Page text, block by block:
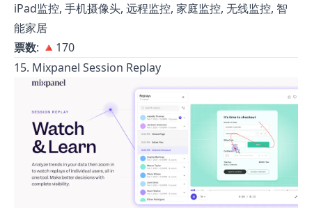
iPad监控, 手机摄像头, 远程监控, 家庭监控, 无线监控, 智
能家居
票数: 🔺170
15. Mixpanel Session Replay